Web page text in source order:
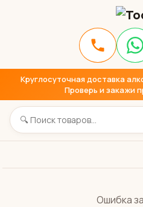
Круглосуточная доставка
Проверь и закажи
Ошибка